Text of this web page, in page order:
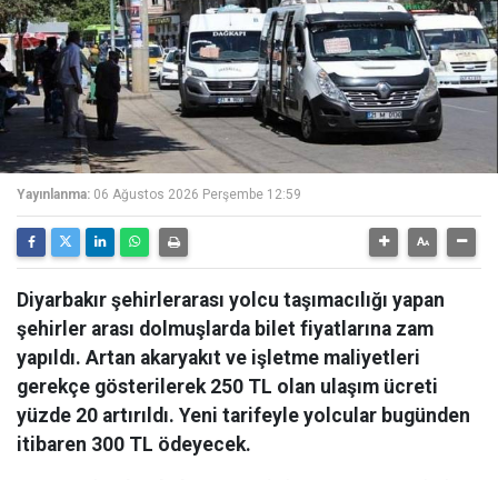
Yayınlanma: 06 Ağustos 2026 Perşembe 12:59
Diyarbakır şehirlerarası yolcu taşımacılığı yapan
şehirler arası dolmuşlarda bilet fiyatlarına zam
yapıldı. Artan akaryakıt ve işletme maliyetleri
gerekçe gösterilerek 250 TL olan ulaşım ücreti
yüzde 20 artırıldı. Yeni tarifeyle yolcular bugünden
itibaren 300 TL ödeyecek.